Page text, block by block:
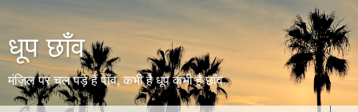
धूप छाँव
मंज़िल पर चल पड़े हैं पाँव, कभी है धूप कभी है छाँव